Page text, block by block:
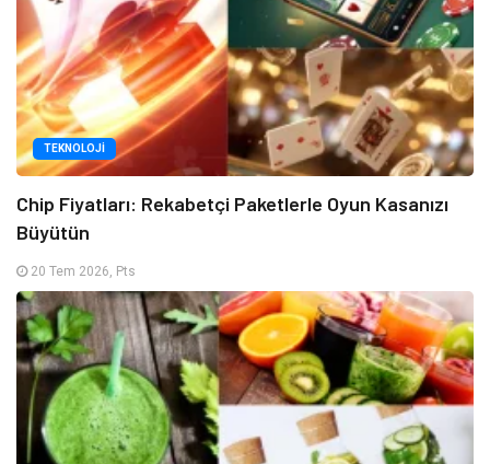
TEKNOLOJI
Chip Fiyatları: Rekabetçi Paketlerle Oyun Kasanızı
Büyütün
20 Tem 2026, Pts